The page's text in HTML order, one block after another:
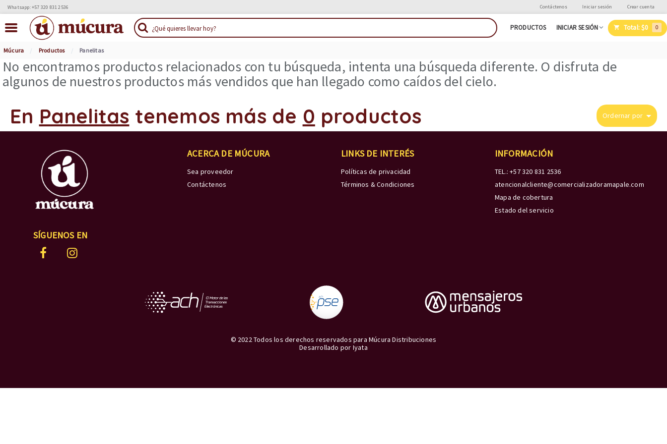
Whatsapp: +57 320 831 2536 Contáctenos Iniciar sesión Crear cuenta
PRODUCTOS INICIAR SESIÓN Total:$0 0
Múcura Productos Panelitas
No encontramos productos relacionados con tu búsqueda, intenta una búsqueda diferente. O disfruta de
algunos de nuestros productos más vendidos que han llegado como caídos del cielo.
En Panelitas tenemos más de 0 productos Ordernar por
SÍGUENOS EN
ACERCA DE MÚCURA
Sea proveedor
Contáctenos
LINKS DE INTERÉS
Políticas de privacidad
Términos & Condiciones
INFORMACIÓN
TEL.: +57 320 831 2536
atencionalcliente@comercializadoramapale.com
Mapa de cobertura
Estado del servicio
© 2022 Todos los derechos reservados para Múcura Distribuciones
Desarrollado por Iyata